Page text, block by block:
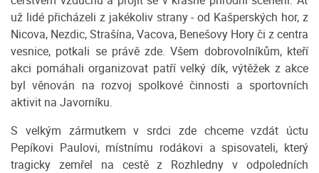
už lidé přicházeli z jakékoliv strany - od Kašperských hor, z
Nicova, Nezdic, Strašína, Vacova, Benešovy Hory či z centra
vesnice, potkali se právě zde. Všem dobrovolníkům, kteří
akci pomáhali organizovat patří velký dík, výtěžek z akce
byl věnován na rozvoj spolkové činnosti a sportovních
aktivit na Javorníku.
S velkým zármutkem v srdci zde chceme vzdát úctu
Pepíkovi Paulovi, místnímu rodákovi a spisovateli, který
tragicky zemřel na cestě z Rozhledny v odpoledních